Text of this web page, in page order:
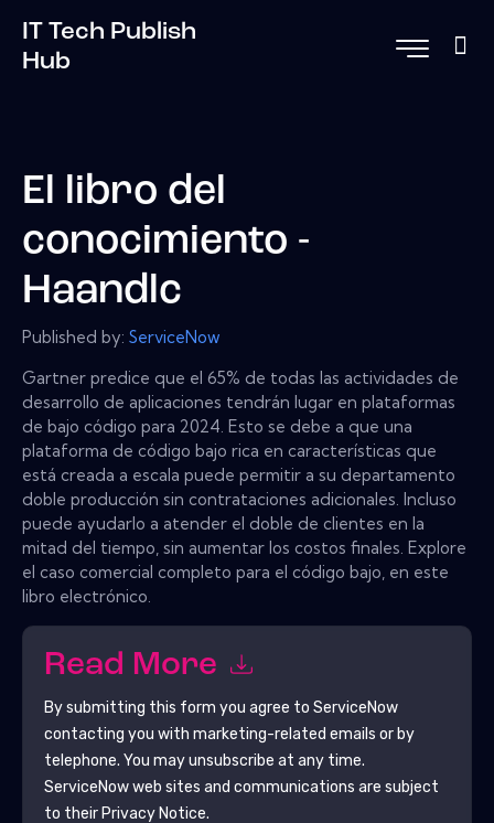
IT Tech Publish
Hub
El libro del
conocimiento -
Haandlc
Published by: ServiceNow
Gartner predice que el 65% de todas las actividades de
desarrollo de aplicaciones tendrán lugar en plataformas
de bajo código para 2024. Esto se debe a que una
plataforma de código bajo rica en características que
está creada a escala puede permitir a su departamento
doble producción sin contrataciones adicionales. Incluso
puede ayudarlo a atender el doble de clientes en la
mitad del tiempo, sin aumentar los costos finales. Explore
el caso comercial completo para el código bajo, en este
libro electrónico.
Read More
By submitting this form you agree to ServiceNow
contacting you with marketing-related emails or by
telephone. You may unsubscribe at any time.
ServiceNowweb sites and communications are subject
to their Privacy Notice.